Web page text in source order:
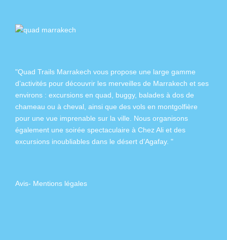
"Quad Trails Marrakech vous propose une large gamme
d’activités pour découvrir les merveilles de Marrakech et ses
environs : excursions en quad buggy, balades à dos de
chameau ou à cheval , ainsi que des vols en montgolfière
pour une vue imprenable sur la ville. Nous organisons
également une soirée spectaculaire à Chez Ali et des
excursions inoubliables dans le désert d’Agafay. "
Avis- Mentions légales